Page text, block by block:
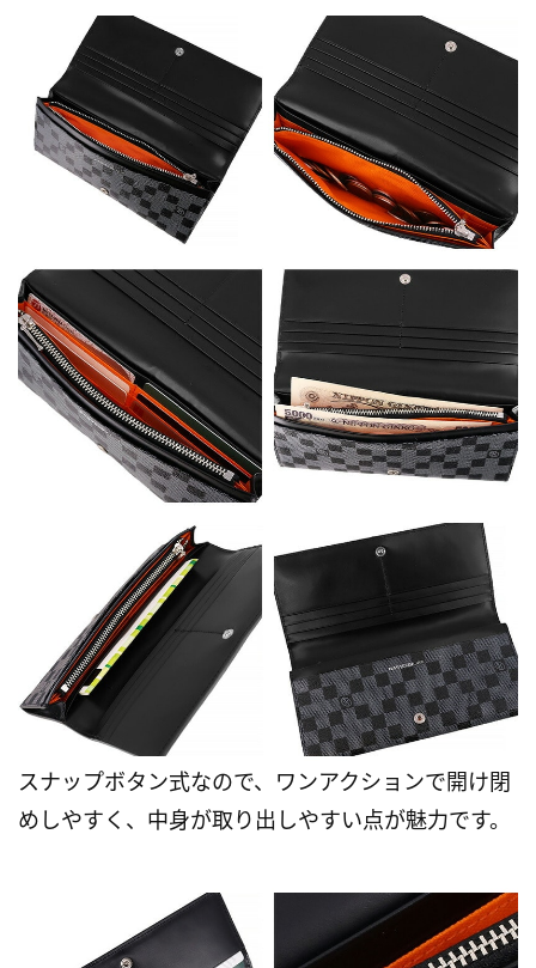
スナップボタン式なので、ワンアクションで開け閉
めしやすく、中身が取り出しやすい点が魅力です。